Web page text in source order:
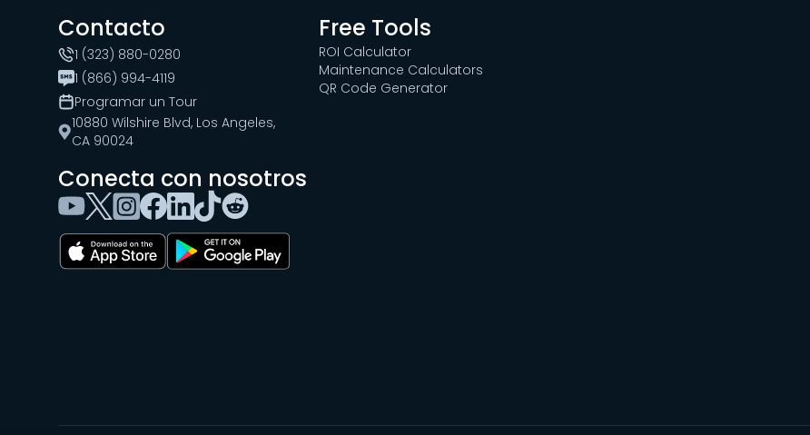
Contacto
1 (323) 880-0280
1 (866) 994-4119
Programar un Tour
10880 Wilshire Blvd, Los Angeles,
CA 90024
Free Tools
ROI Calculator
Maintenance Calculators
QR Code Generator
Conecta con nosotros